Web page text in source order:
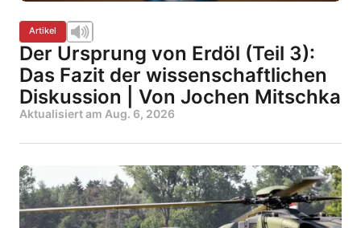
Artikel
Der Ursprung von Erdöl (Teil 3):
Das Fazit der wissenschaftlichen
Diskussion | Von Jochen Mitschka
Aktualisiert am Aug. 6, 2026